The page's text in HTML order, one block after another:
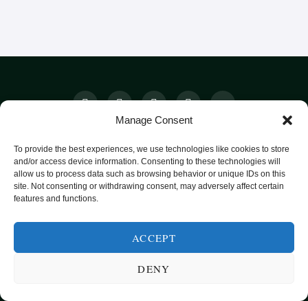
Manage Consent
To provide the best experiences, we use technologies like cookies to store
and/or access device information. Consenting to these technologies will
allow us to process data such as browsing behavior or unique IDs on this
site. Not consenting or withdrawing consent, may adversely affect certain
features and functions.
ACCEPT
DENY
SUNN MAT FRA HELE VERDEN
KATEGORIER
POPULÆRE OPPSKRIFTER
SMARTE MATVALG OM